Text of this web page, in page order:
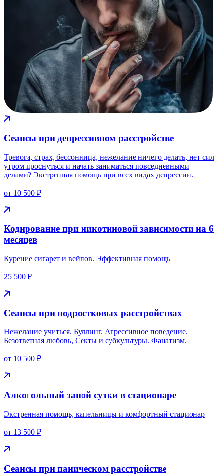
Сеансы при депрессивном расстройстве
Тревога, страх, бессонница, нежелание ничего делать, нет сил
утром проснуться и начать заниматься повседневными
делами? Экстренная помощь при всех видах депрессии.
от 10 500 ₽
Кодирование при никотиновой зависимости на 6
месяцев
Курение сигарет и вейпов. Эффективная помощь
25 500 ₽
Сеансы при подростковых расстройствах
Нежелание учиться. Буллинг. Агрессивное поведение.
Безответная любовь, Секты и субкультуры. Фанатизм.
от 10 500 ₽
Алкогольный запой сутки в стационаре
Экстренная помощь, капельницы и комфортный стационар
от 13 500 ₽
Сеансы при паническом расстройстве